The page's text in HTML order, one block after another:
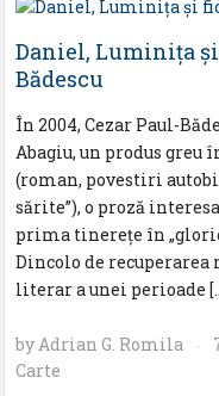
Daniel, Luminița
Bădescu
În 2004, Cezar Paul-
Abagiu, un produs
(roman, povestiri
sărite”), o proză
prima tinereţe în
Dincolo de
literar a unei perioade
byAdrian G. Romila ·
Carte